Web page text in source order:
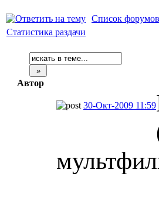
Список
Статистика раздачи
Автор
30-Окт-2009 11:59